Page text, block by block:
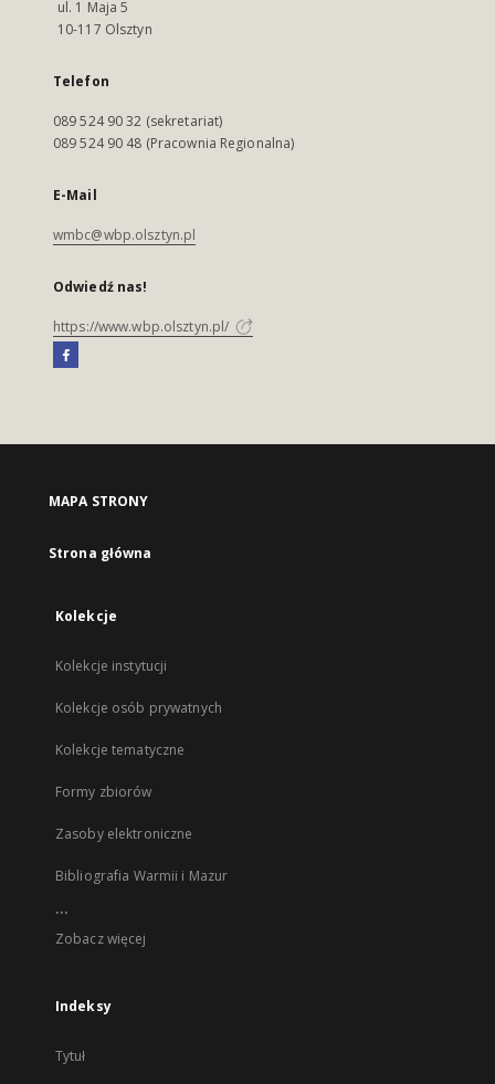
ul. 1 Maja 5
10-117 Olsztyn
Telefon
089 524 90 32 (sekretariat)
089 524 90 48 (Pracownia Regionalna)
E-Mail
wmbc@wbp.olsztyn.pl
Odwiedź nas!
https://www.wbp.olsztyn.pl/
MAPA STRONY
Strona główna
Kolekcje
Kolekcje instytucji
Kolekcje osób prywatnych
Kolekcje tematyczne
Formy zbiorów
Zasoby elektroniczne
Bibliografia Warmii i Mazur
...
Zobacz więcej
Indeksy
Tytuł